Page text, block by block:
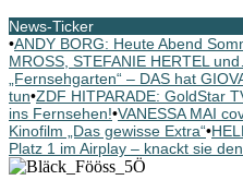
News-Ticker
•ANDY BORG: Heute Abend
MROSS, STEFANIE HERTEL
„Fernsehgarten“ – DAS hat
tun•ZDF HITPARADE: GoldStar
ins Fernsehen!•VANESSA MAI
Kinofilm „Das gewisse Extra“•
Platz 1 im Airplay – knackt sie